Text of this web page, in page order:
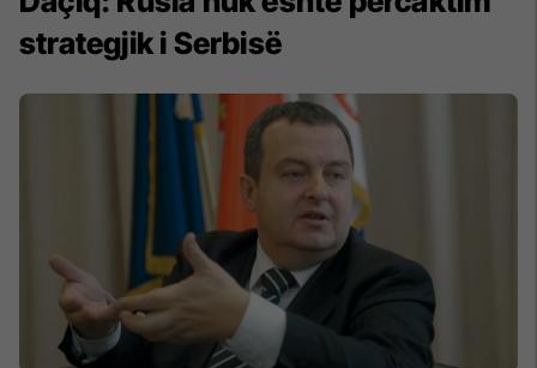
strategjik i Serbisë